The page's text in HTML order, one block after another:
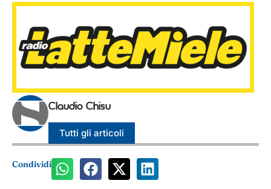
Claudio Chisu
Tutti gli articoli
Condividi